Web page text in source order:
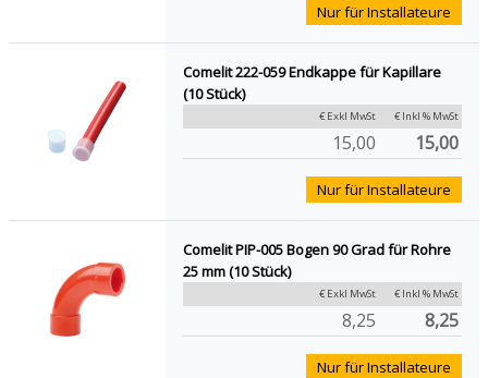
Nur für Installateure
Comelit 222-059 Endkappe für Kapillare
(10 Stück)
€ Exkl MwSt € Inkl % MwSt
15,00 15,00
Nur für Installateure
Comelit PIP-005 Bogen 90 Grad für Rohre
25 mm (10 Stück)
€ Exkl MwSt € Inkl % MwSt
8,25 8,25
Nur für Installateure